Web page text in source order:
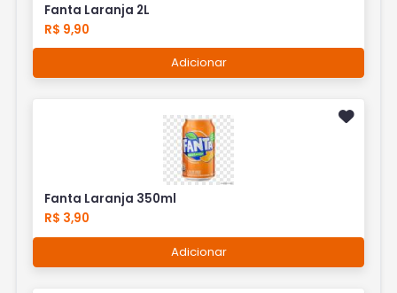
Fanta Laranja 2L
R$ 9,90
Adicionar
Fanta Laranja 350ml
R$ 3,90
Adicionar